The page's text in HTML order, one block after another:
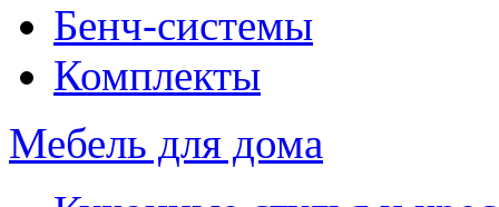
Бенч-системы
Комплекты
Мебель для дома